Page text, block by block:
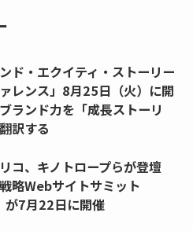
ンド・エクイティ・ストーリー
レンス」8月25日（火）に開
ランド力を「成長ストーリ
訳する
コ、キノトロープらが登壇
戦略Webサイトサミット
が7月22日に開催